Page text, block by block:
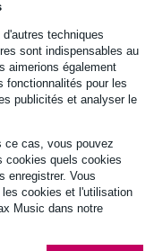
techniques
sont indispensables au
aimerions également
fonctionnalités pour les
publicités et analyser le
ce cas, vous pouvez
cookies quels cookies
enregistrer. Vous
cookies et l'utilisation
Music dans notre
panier
(Gratuit)